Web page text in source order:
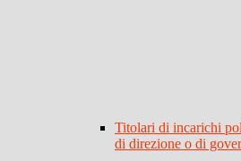
Titolari di incarichi
di direzione o di